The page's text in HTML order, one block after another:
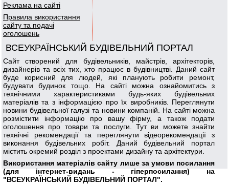
Реклама на сайті
Правила використання
сайту та подачі
оголошень
ВСЕУКРАЇНСЬКИЙ БУДІВЕЛЬНИЙ ПОРТАЛ
Сайт створений для будівельників, майстрів, архітекторів,
дизайнерів та всіх тих, хто працює в будівництві. Даний сайт
буде корисний для людей, які планують робити ремонт,
будувати будинок тощо. На сайті можна ознайомитись з
технічними характеристиками будь-яких будівельних
матеріалів та з інформацією про їх виробників. Переглянути
новини будівельної галузі та новини компаній. На сайті можна
розмістити інформацію про вашу фірму, а також подати
оголошення про товари та послуги. Тут ви можете знайти
технічні рекомендації та переглянути відеорекомендації з
виконання будівельних робіт. Даний будівельний портал
містить окремий розділ з проектами дизайну та архітектури.
Використання матеріалів сайту лише за умови посилання
(для інтернет-видань - гіперпосилання) на
"ВСЕУКРАЇНСЬКИЙ БУДІВЕЛЬНИЙ ПОРТАЛ".